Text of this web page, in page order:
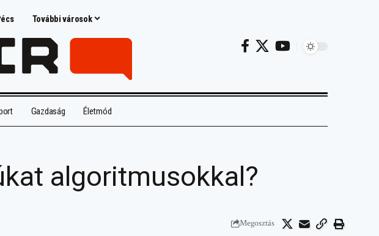
További városok
Gazdaság Életmód
algoritmusokkal?
Megosztás